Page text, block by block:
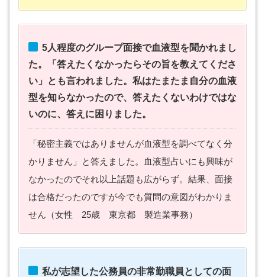
5人程度のグループ面接で血液型を聞かれまし
た。「答えたくなかったらその旨を教えてくださ
い」とも言われました。私はたまたま自分の血液
型を知らなかったので、答えたくないわけではな
いのに、答えに困りました。
「秘密主義ではありませんが血液型を調べてなく分
かりません」と答えました。血液型占いにも興味が
なかったのでそれ以上話題も広がらず。結果、面接
は合格だったのですが今でも質問の意図がわかりま
せん（女性 25歳 東京都 製造業事務）
私が志望した公務員の非常勤職員としての面